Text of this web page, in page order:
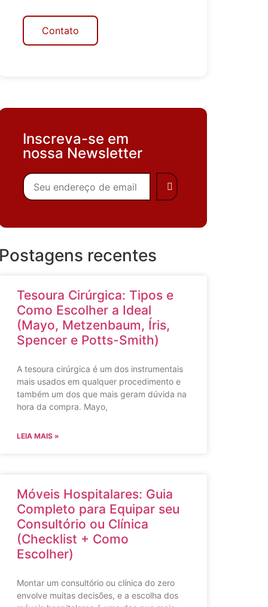
Contato
Inscreva-se em
nossa Newsletter
recentes
Tesoura Cirúrgica: Tipos e
Como Escolher a Ideal
(Mayo, Metzenbaum, Íris,
Spencer e Potts-Smith)
A tesoura cirúrgica é um dos instrumentais
mais usados em qualquer procedimento e
também um dos que mais geram dúvida na
hora da compra. Mayo,
LEIA MAIS »
Móveis Hospitalares: Guia
Completo para Equipar seu
Consultório ou Clínica
(Checklist + Como
Escolher)
Montar um consultório ou clínica do zero
envolve muitas decisões, e a escolha dos